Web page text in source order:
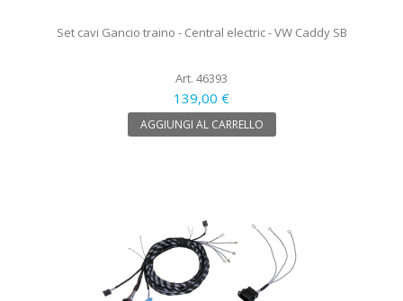
Set cavi Gancio traino - Central electric - VW Caddy SB
Art. 46393
139,00 €
AGGIUNGI AL CARRELLO